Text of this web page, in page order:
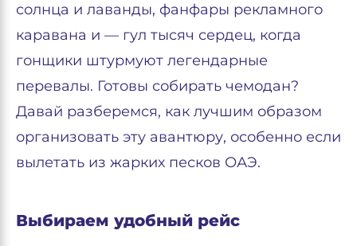
солнца и лаванды, фанфары рекламного
каравана и — гул тысяч сердец, когда
гонщики штурмуют легендарные
перевалы. Готовы собирать чемодан?
Давай разберемся, как лучшим образом
организовать эту авантюру, особенно если
вылетать из жарких песков ОАЭ.
Выбираем удобный рейс